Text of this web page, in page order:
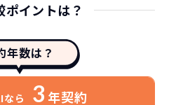
ポイントは？
年数は？
ら 3 年契約